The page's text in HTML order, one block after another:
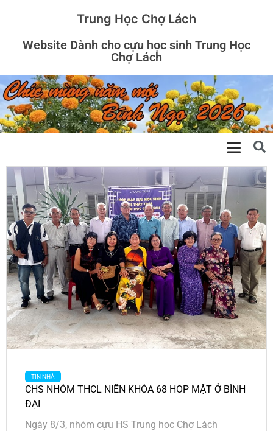
Trung Học Chợ Lách
Website Dành cho cựu học sinh Trung Học
Chợ Lách
TIN NHÀ
CHS NHÓM THCL NIÊN KHÓA 68 HOP MẶT Ở BÌNH
ĐẠI
Ngày 8/3, nhóm cựu HS Trung hoc Chợ Lách